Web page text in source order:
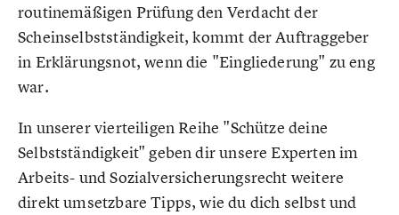
routinemäßigen Prüfung den Verdacht der
Scheinselbstständigkeit, kommt der Auftraggeber
in Erklärungsnot, wenn die "Eingliederung" zu eng
war.
In unserer vierteiligen Reihe "Schütze deine
Selbstständigkeit" geben dir unsere Experten im
Arbeits- und Sozialversicherungsrecht weitere
direkt umsetzbare Tipps, wie du dich selbst und